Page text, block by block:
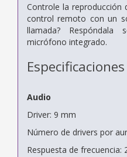
Controle la reproducción
control remoto con un
llamada?
micrófono integrado.
Especificaciones
Audio
Driver: 9 mm
Número de drivers por
Respuesta de frecuencia: